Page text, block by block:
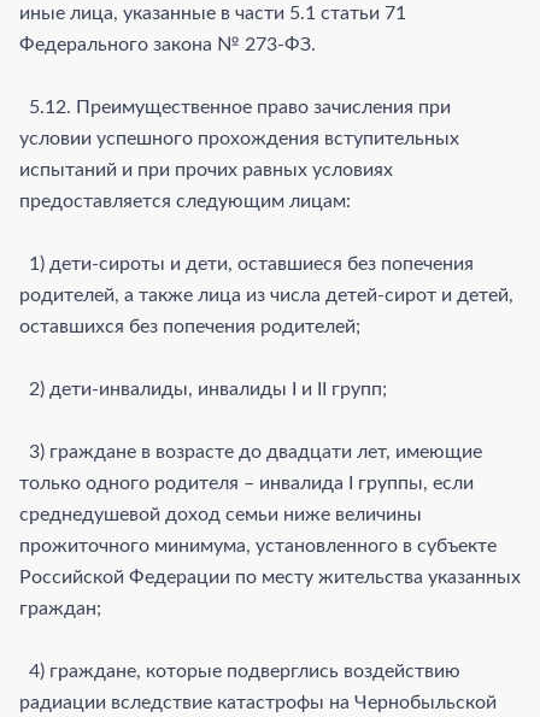
иные лица, указанные в части 5.1 статьи 71
Федерального закона № 273-ФЗ.
5.12. Преимущественное право зачисления при
условии успешного прохождения вступительных
испытаний и при прочих равных условиях
предоставляется следующим лицам:
1) дети-сироты и дети, оставшиеся без попечения
родителей, а также лица из числа детей-сирот и детей,
оставшихся без попечения родителей;
2) дети-инвалиды, инвалиды I и II групп;
3) граждане в возрасте до двадцати лет, имеющие
только одного родителя – инвалида I группы, если
среднедушевой доход семьи ниже величины
прожиточного минимума, установленного в субъекте
Российской Федерации по месту жительства указанных
граждан;
4) граждане, которые подверглись воздействию
радиации вследствие катастрофы на Чернобыльской